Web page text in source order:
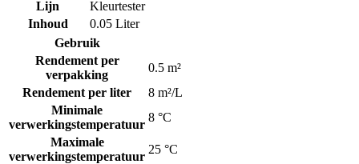
Lijn
Kleurtester
Inhoud
0.05 Liter
Gebruik
Rendement per
verpakking
0.5 m²
Rendement per liter
8 m²/L
Minimale
verwerkingstemperatuur
8 °C
Maximale
verwerkingstemperatuur
25 °C